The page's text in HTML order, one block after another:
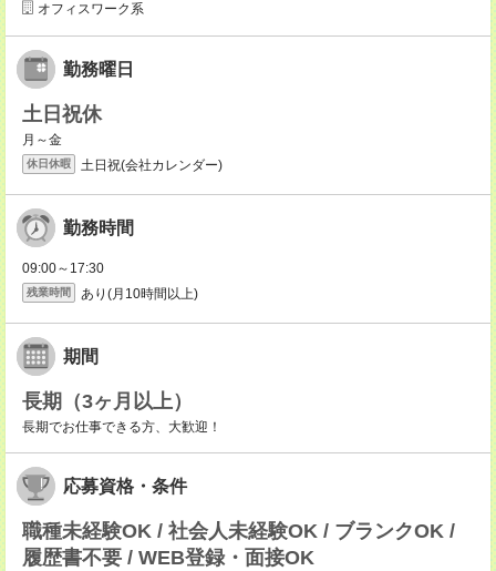
オフィスワーク系
勤務曜日
土日祝休
月～金
休日休暇 土日祝(会社カレンダー)
勤務時間
09:00～17:30
残業時間 あり(月10時間以上)
期間
長期（3ヶ月以上）
長期でお仕事できる方、大歓迎！
応募資格・条件
職種未経験OK / 社会人未経験OK / ブランクOK /
履歴書不要 / WEB登録・面接OK